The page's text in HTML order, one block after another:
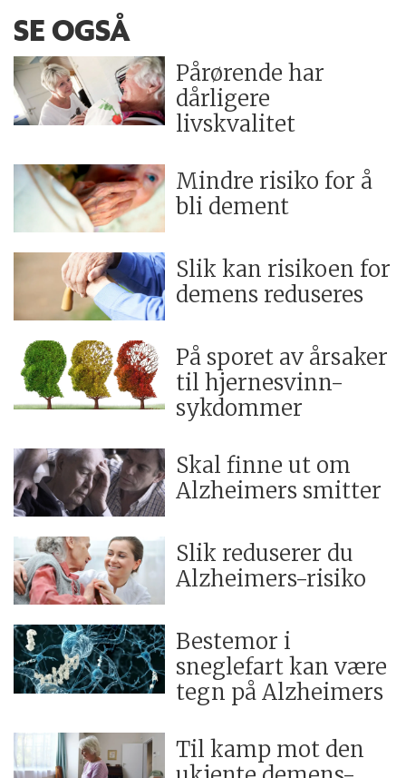
SE OGSÅ
Pårørende har
dårligere
livskvalitet
Mindre risiko for å
bli dement
Slik kan risikoen for
demens reduseres
På sporet av årsaker
til hjernesvinn-
sykdommer
Skal finne ut om
Alzheimers smitter
Slik reduserer du
Alzheimers-risiko
Bestemor i
sneglefart kan være
tegn på Alzheimers
Til kamp mot den